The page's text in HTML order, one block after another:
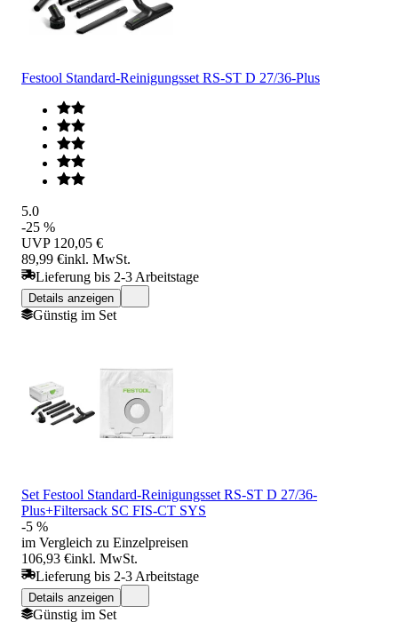
Festool Standard-Reinigungsset RS-ST D 27/36-Plus
5.0
-25 %
UVP 120,05 €
89,99 €inkl. MwSt.
Lieferung bis 2-3 Arbeitstage
Details anzeigen
Günstig im Set
Set Festool Standard-Reinigungsset RS-ST D 27/36-
Plus+Filtersack SC FIS-CT SYS
-5 %
im Vergleich zu Einzelpreisen
106,93 €inkl. MwSt.
Lieferung bis 2-3 Arbeitstage
Details anzeigen
Günstig im Set